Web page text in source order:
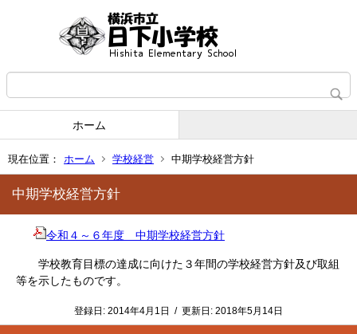
ホーム
現在位置： ホーム 学校経営 中期学校経営方針
中期学校経営方針
令和４～６年度 中期学校経営方針
学校教育目標の達成に向けた３年間の学校経営方針及び取組
等を示したものです。
登録日: 2014年4月1日 / 更新日: 2018年5月14日